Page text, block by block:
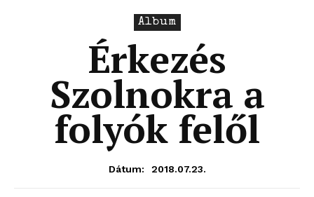
Album
Érkezés
Szolnokra a
folyók felől
Dátum: 2018.07.23.